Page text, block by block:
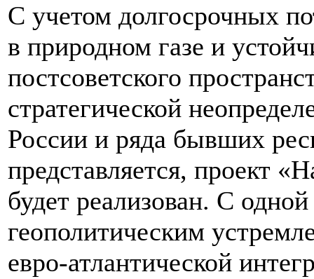
С учетом долгосрочных
в природном газе и
постсоветского
стратегической
России и ряда бывших
представляется, проект
будет реализован. С
геополитическим
евро-атлантической